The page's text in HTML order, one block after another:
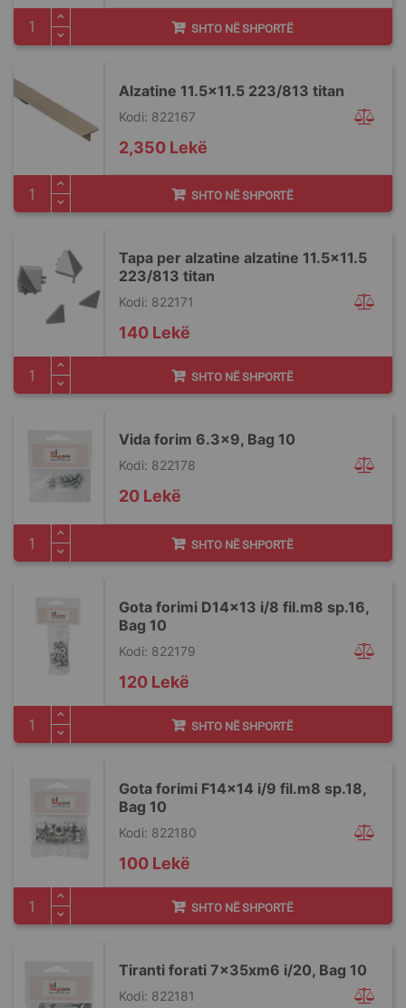
SHTO NË SHPORTË
Alzatine 11.5x11.5 223/813 titan
Kodi: 822167
2,350 Lekë
SHTO NË SHPORTË
Tapa per alzatine alzatine 11.5x11.5
223/813 titan
Kodi: 822171
140 Lekë
SHTO NË SHPORTË
Vida forim 6.3x9, Bag 10
Kodi: 822178
20 Lekë
SHTO NË SHPORTË
Gota forimi D14x13 i/8 fil.m8 sp.16,
Bag 10
Kodi: 822179
120 Lekë
SHTO NË SHPORTË
Gota forimi F14x14 i/9 fil.m8 sp.18,
Bag 10
Kodi: 822180
100 Lekë
SHTO NË SHPORTË
Tiranti forati 7x35xm6 i/20, Bag 10
Kodi: 822181